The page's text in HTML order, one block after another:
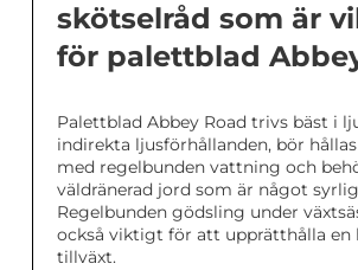
skötselråd som är
för palettblad
Palettblad Abbey Road trivs bäst i
indirekta ljusförhållanden, bör
med regelbunden vattning och
väldränerad jord som är något
Regelbunden gödsling under
också viktigt för att upprätthålla en
tillväxt.